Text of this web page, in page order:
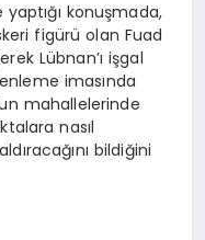
konuşmada,
figürü olan Fuad
Lübnan’ı işgal
imasında
mahallelerinde
nasıl
bildiğini